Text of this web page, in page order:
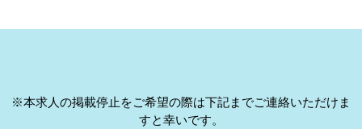
※本求人の掲載停止をご希望の際は下記までご連絡いただけま
すと幸いです。